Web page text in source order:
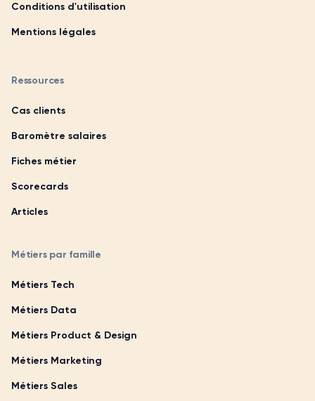
Conditions d'utilisation
Mentions légales
Ressources
Cas clients
Baromètre salaires
Fiches métier
Scorecards
Articles
Métiers par famille
Métiers Tech
Métiers Data
Métiers Product & Design
Métiers Marketing
Métiers Sales